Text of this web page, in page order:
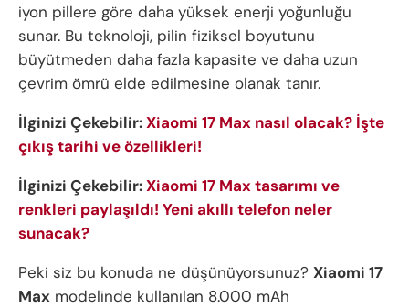
iyon pillere göre daha yüksek enerji yoğunluğu
sunar. Bu teknoloji, pilin fiziksel boyutunu
büyütmeden daha fazla kapasite ve daha uzun
çevrim ömrü elde edilmesine olanak tanır.
İlginizi Çekebilir:Xiaomi 17 Max nasıl olacak? İşte
çıkış tarihi ve özellikleri!
İlginizi Çekebilir:Xiaomi 17 Max tasarımı ve
renkleri paylaşıldı! Yeni akıllı telefon neler
sunacak?
Peki siz bu konuda ne düşünüyorsunuz? Xiaomi 17
Max modelinde kullanılan 8.000 mAh